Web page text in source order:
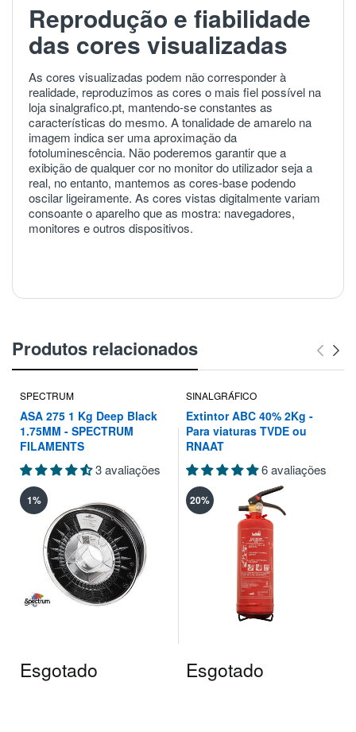
Reprodução e fiabilidade
das cores visualizadas
As cores visualizadas podem não corresponder à
realidade, reproduzimos as cores o mais fiel possível na
loja sinalgrafico.pt, mantendo-se constantes as
características do mesmo. A tonalidade de amarelo na
imagem indica ser uma aproximação da
fotoluminescência. Não poderemos garantir que a
exibição de qualquer cor no monitor do utilizador seja a
real, no entanto, mantemos as cores-base podendo
oscilar ligeiramente. As cores vistas digitalmente variam
consoante o aparelho que as mostra: navegadores,
monitores e outros dispositivos.
Produtos relacionados
SPECTRUM
ASA 275 1 Kg Deep Black
1.75MM - SPECTRUM
FILAMENTS
3 avaliações
1%
Esgotado
SINALGRÁFICO
Extintor ABC 40% 2Kg -
Para viaturas TVDE ou
RNAAT
6 avaliações
20%
Esgotado